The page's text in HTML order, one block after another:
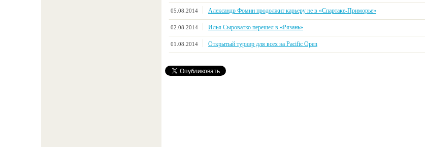
05.08.2014 Александр Фомин продолжит карьеру не в «Спартаке-Приморье»
02.08.2014 Илья Сыроватко перешел в «Рязань»
01.08.2014 Открытый турнир для всех на Pacific Open